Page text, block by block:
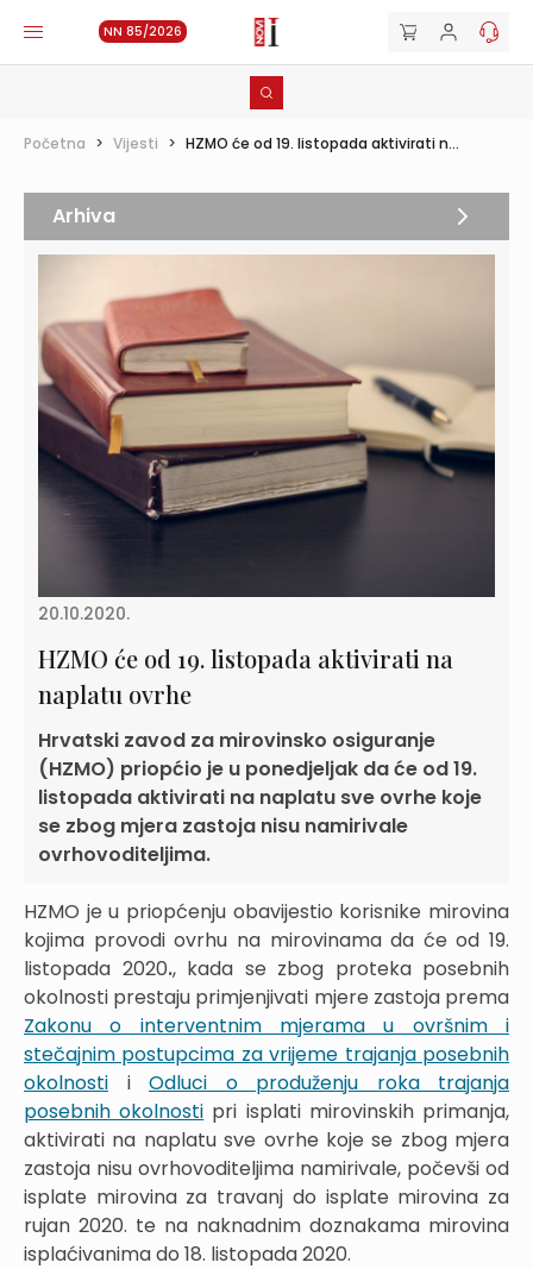
NN 85/2026
Početna > Vijesti > HZMO će od 19. listopada aktivirati n...
20.10.2020.
HZMO će od 19. listopada aktivirati na
naplatu ovrhe
Hrvatski zavod za mirovinsko osiguranje
(HZMO) priopćio je u ponedjeljak da će od 19.
listopada aktivirati na naplatu sve ovrhe koje
se zbog mjera zastoja nisu namirivale
ovrhovoditeljima.
HZMO je u priopćenju obavijestio korisnike mirovina
kojima provodi ovrhu na mirovinama da će od 19.
listopada 2020., kada se zbog proteka posebnih
okolnosti prestaju primjenjivati mjere zastoja prema
Zakonu o interventnim mjerama u ovršnim i
stečajnim postupcima za vrijeme trajanja posebnih
okolnosti i Odluci o produženju roka trajanja
posebnih okolnosti pri isplati mirovinskih primanja,
aktivirati na naplatu sve ovrhe koje se zbog mjera
zastoja nisu ovrhovoditeljima namirivale, počevši od
isplate mirovina za travanj do isplate mirovina za
rujan 2020. te na naknadnim doznakama mirovina
isplaćivanima do 18. listopada 2020.
Arhiva